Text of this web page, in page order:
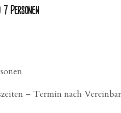
Personen
– Termin nach